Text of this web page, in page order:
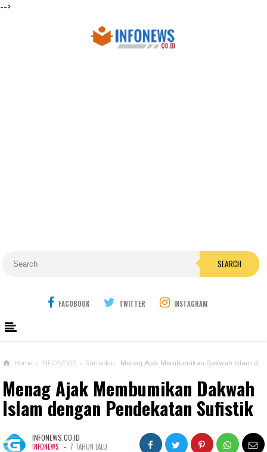
-->
SEARCH
FACOBOOK TWITTER INSTAGRAM
Home › INFONEWS › Ramadan Menag Ajak Membumikan Dakwah Islam dengan Pendekatan Sufistik
Menag Ajak Membumikan Dakwah
Islam dengan Pendekatan Sufistik
INFONEWS.CO.ID
INFONEWS - 7 TAHUN LALU